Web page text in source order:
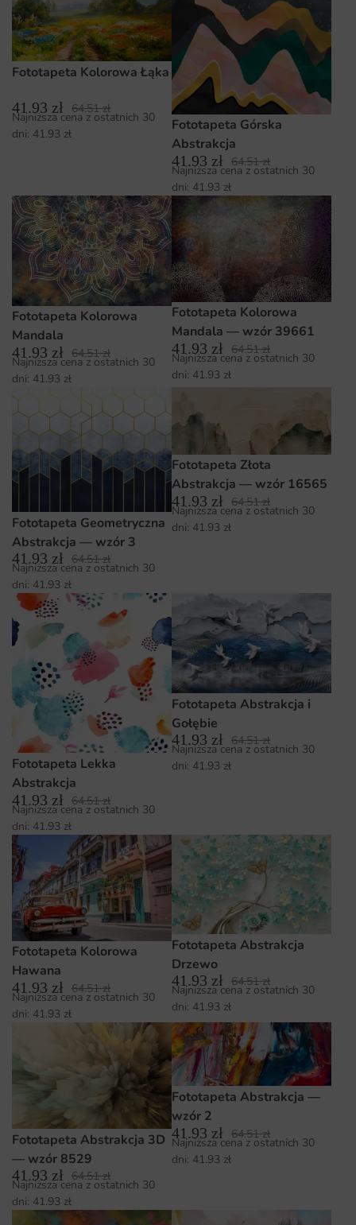
Fototapeta Kolorowa Łąka
41.93 zł 64.51zł
Najniższa cena z ostatnich 30
dni: 41.93 zł
Fototapeta Górska
Abstrakcja
41.93 zł 64.51zł
Najniższa cena z ostatnich 30
dni: 41.93 zł
Fototapeta Kolorowa
Mandala
41.93 zł 64.51zł
Najniższa cena z ostatnich 30
dni: 41.93 zł
Fototapeta Kolorowa
Mandala — wzór 39661
41.93 zł 64.51zł
Najniższa cena z ostatnich 30
dni: 41.93 zł
Fototapeta Geometryczna
Abstrakcja — wzór 3
41.93 zł 64.51zł
Najniższa cena z ostatnich 30
dni: 41.93 zł
Fototapeta Złota
Abstrakcja — wzór 16565
41.93 zł 64.51zł
Najniższa cena z ostatnich 30
dni: 41.93 zł
Fototapeta Lekka
Abstrakcja
41.93 zł 64.51zł
Najniższa cena z ostatnich 30
dni: 41.93 zł
Fototapeta Abstrakcja i
Gołębie
41.93 zł 64.51zł
Najniższa cena z ostatnich 30
dni: 41.93 zł
Fototapeta Kolorowa
Hawana
41.93 zł 64.51zł
Najniższa cena z ostatnich 30
dni: 41.93 zł
Fototapeta Abstrakcja
Drzewo
41.93 zł 64.51zł
Najniższa cena z ostatnich 30
dni: 41.93 zł
Fototapeta Abstrakcja 3D
— wzór 8529
41.93 zł 64.51zł
Najniższa cena z ostatnich 30
dni: 41.93 zł
Fototapeta Abstrakcja —
wzór 2
41.93 zł 64.51zł
Najniższa cena z ostatnich 30
dni: 41.93 zł